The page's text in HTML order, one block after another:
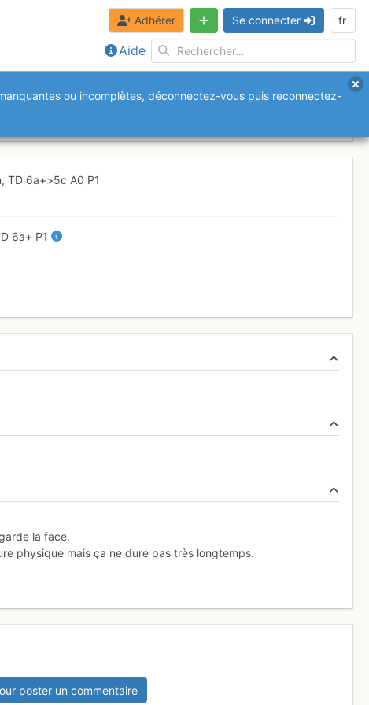
Aide
Adhérer Se connecter fr
ou incomplètes, déconnectez-vous puis reconnectez-
haricots
TD 6a+>5c A0 P1
6a+ P1
la face.
physique mais ça ne dure pas très longtemps.
poster un commentaire